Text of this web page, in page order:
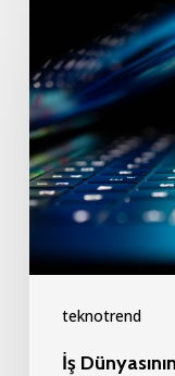
teknotrend
Dünyasının
Teknoloji
ile
İmtihanı
İş